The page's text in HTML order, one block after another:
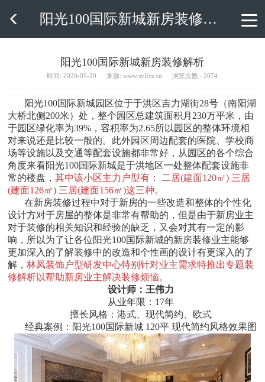
 阳光100国际新城新房装修解析
阳光100国际新城新房装修解析
时间: 2020-05-30 来源: www.sylfzs.cn 浏览次数 : 2074
阳光100国际新城园区位于于洪区吉力湖街28号（南阳湖
大桥北侧200米）处，整个园区总建筑面积月230万平米，由
于园区绿化率为39%，容积率为2.65所以园区的整体环境相
对来说还是比较一般的。此外园区周边配套的医院、学校商
场等设施以及交通等配套设施都非常好，从园区的各个综合
角度来看阳光100国际新城是于洪地区一处整体配套设施非
常的楼盘，其中该小区主力户型有： 二居(建面120㎡) 三居
(建面126㎡) 三居(建面156㎡)这三种。
在新房装修过程中对于新房的一些改造和整体的个性化
设计方对于房屋的整体是非常有帮助的，但是由于新房业主
对于装修的相关知识和经验的缺乏，又会对其有一定的影
响，所以为了让各位阳光100国际新城的新房装修业主能够
更加深入的了解装修中的改造和个性画的设计有更深入的了
解，林凤装饰户型研发中心特别针对业主需求特推出专题装
修解析以帮助新房业主解决装修烦恼。
设计师：王伟力
从业年限：17年
擅长风格：港式、现代简约、欧式
经典案例：阳光100国际新城 120平 现代简约风格效果图